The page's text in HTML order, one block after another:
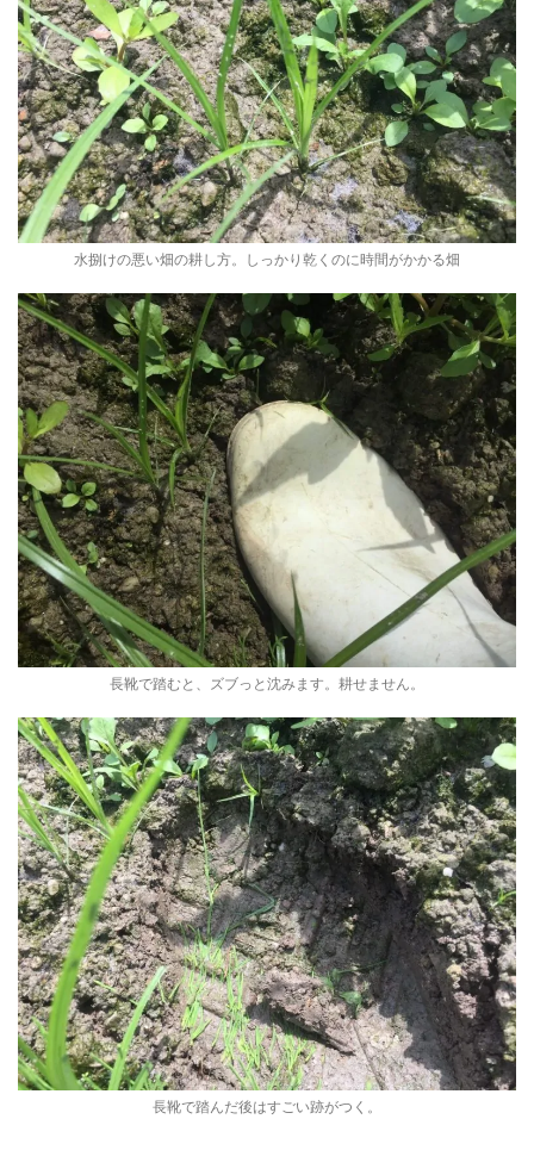
水捌けの悪い畑の耕し方。しっかり乾くのに時間がかかる畑
長靴で踏むと、ズブっと沈みます。耕せません。
長靴で踏んだ後はすごい跡がつく。